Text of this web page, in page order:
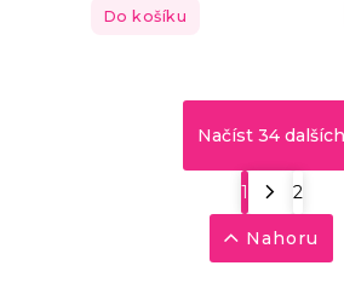
Do košíku
Načíst 34 dalších
1 2
Nahoru